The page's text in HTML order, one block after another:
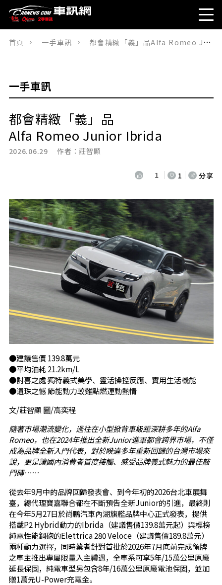
首頁 一手車訊 都會精緻「義」品Alfa Romeo Junior Ibrida
一手車訊
都會精緻「義」品
Alfa Romeo Junior Ibrida
2026.06.29 作者：莊智顯
1 1 分享
●建議售價 139.8萬元
●平均油耗 21.2km/L
●討喜之處 獨特義式美學、靈活操控反應、實用生活機能
●遺珠之憾 節能動力較難點燃運動熱情
文/莊智顯 圖/高奕程
隨著市場潮流變化，過往在小型掀背車級距深耕多年的Alfa
Romeo，也在2024年推出全新Junior進軍都會跨界市場，不僅
成為品牌全新入門代表，對於睽違多年重新回歸的台灣市場來
說，更是讓國內消費者首度接觸、感受品牌義式魅力的最佳敲
門磚……
從去年9月中的品牌回歸發表會、到今年初的2026台北車展舞
臺，總代理寶嘉聯合都在不斷預告全新Junior的引進，最終則
在今年5月27日於尚鵬汽車內湖旗艦品牌中心正式發表，提供
搭載P2 Hybrid動力的Ibrida（建議售價139.8萬元起）與標榜
純電性能鋼砲的Elettrica 280 Veloce（建議售價189.8萬元）
兩種動力選擇，同時業者針對首批於2026年7月底前完成領牌
之車主推出專屬限量入主禮遇，全車系可享5年/15萬公里原廠
延長保固，純電車型另包含8年/16萬公里原廠電池保固，並加
贈1萬元U-Power充電金。